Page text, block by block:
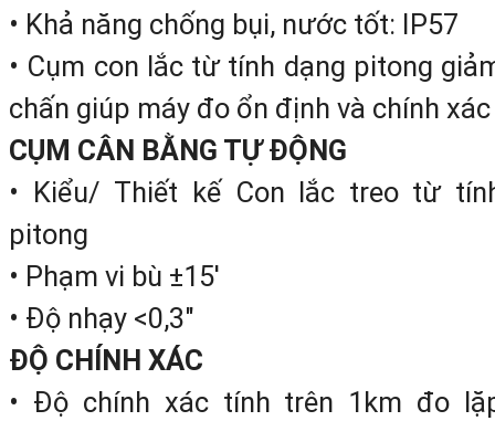
xác cao
Máy cân bằng laser tự
chính xác
Máy đo khoảng cách cầm
bằng laser
nhiều sản phẩm khác .
Tất cả các sản phẩm mang
hiệu Leicađề có độ bền cao, độ
• Khả năng chống bụi, nước tốt: IP57
• Cụm con lắc từ tính dạng pitong
chấn giúp máy đo ổn định và chính xác
CỤM CÂN BẰNG TỰ ĐỘNG
• Kiểu/ Thiết kế Con lắc treo từ
pitong
• Phạm vi bù ±15′
• Độ nhạy <0,3″
ĐỘ CHÍNH XÁC
• Độ chính xác tính trên 1km đo